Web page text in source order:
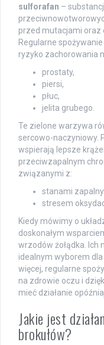
sulforafan –
przed mutacjami oraz
Regularne
ryzyko zachorowania
prostaty,
piersi,
płuc,
jelita grubego.
Te zielone warzywa
sercowo-naczyniowy.
wspierają lepsze
przeciwzapalnym
związanymi z:
stanami
stresem
Kiedy mówimy o
doskonałym
wrzodów żołądka. Ich
idealnym wyborem
więcej, regularne
na zdrowie oczu i
mieć działanie
Jakie jest
brokułów?